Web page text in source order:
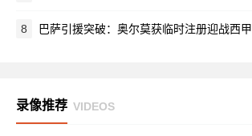
8 巴萨引援突破：奥尔莫获临时注册迎战西甲
录像推荐 VIDEOS